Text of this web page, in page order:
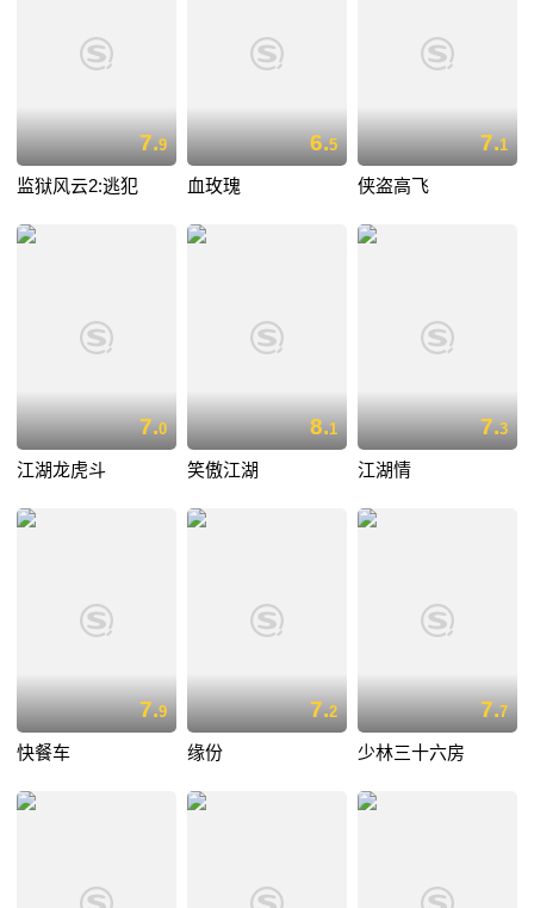
7.9
监狱风云2:逃犯
6.5
血玫瑰
7.1
侠盗高飞
7.0
江湖龙虎斗
8.1
笑傲江湖
7.3
江湖情
7.9
快餐车
7.2
缘份
7.7
少林三十六房